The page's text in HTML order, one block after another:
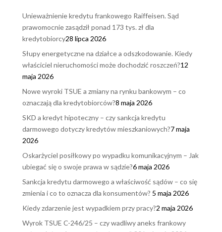
Unieważnienie kredytu frankowego Raiffeisen. Sąd
prawomocnie zasądził ponad 173 tys. zł dla
kredytobiorcy28 lipca 2026
Słupy energetyczne na działce a odszkodowanie. Kiedy
właściciel nieruchomości może dochodzić roszczeń?12
maja 2026
Nowe wyroki TSUE a zmiany na rynku bankowym – co
oznaczają dla kredytobiorców?8 maja 2026
SKD a kredyt hipoteczny – czy sankcja kredytu
darmowego dotyczy kredytów mieszkaniowych?7 maja
2026
Oskarżyciel posiłkowy po wypadku komunikacyjnym – Jak
ubiegać się o swoje prawa w sądzie?6 maja 2026
Sankcja kredytu darmowego a właściwość sądów – co się
zmienia i co to oznacza dla konsumentów? 5 maja 2026
Kiedy zdarzenie jest wypadkiem przy pracy?2 maja 2026
Wyrok TSUE C-246/25 – czy wadliwy aneks frankowy